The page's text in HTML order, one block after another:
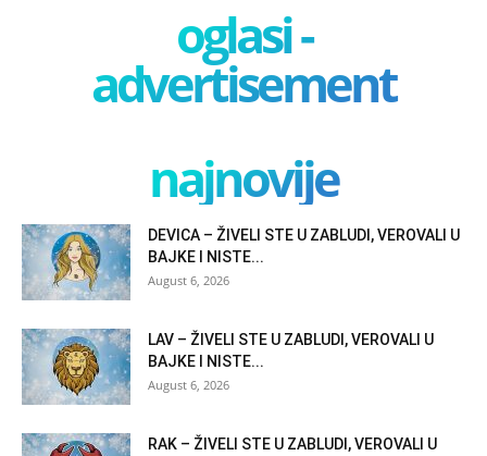
oglasi -
advertisement
najnovije
DEVICA – ŽIVELI STE U ZABLUDI, VEROVALI U
BAJKE I NISTE...
August 6, 2026
LAV – ŽIVELI STE U ZABLUDI, VEROVALI U
BAJKE I NISTE...
August 6, 2026
RAK – ŽIVELI STE U ZABLUDI, VEROVALI U